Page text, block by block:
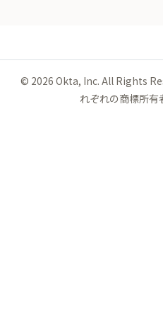
© 2026 Okta, Inc. All Rights
れぞれの商標所有